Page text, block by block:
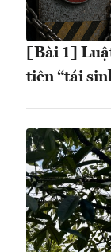
[Bài 1]
tiên “tái